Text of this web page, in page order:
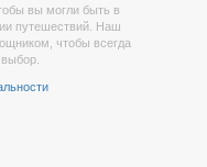
вы могли быть в
путешествий. Наш
чтобы всегда